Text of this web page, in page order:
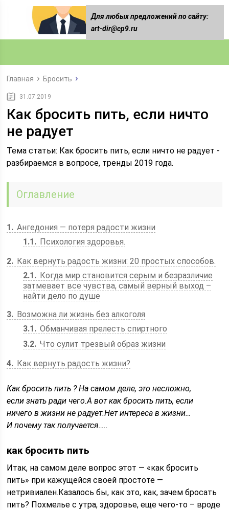
Главная Бросить
31.07.2019
Как бросить пить, если ничто
не радует
Тема статьи: Как бросить пить, если ничто не радует -
разбираемся в вопросе, тренды 2019 года.
Оглавление
1
Ангедония — потеря радости жизни
1.1
Психология здоровья.
2
Как вернуть радость жизни: 20 простых способов.
2.1
Когда мир становится серым и безразличие
затмевает все чувства, самый верный выход –
найти дело по душе
3
Возможна ли жизнь без алкоголя
3.1
Обманчивая прелесть спиртного
3.2 Что сулит трезвый образ жизни
4
Как вернуть радость жизни?
Как бросить пить ? На самом деле, это несложно,
если знать ради чего.А вот как бросить пить, если
ничего в жизни не радует.Нет интереса в жизни…
И почему так получается…..
как бросить пить
Итак, на самом деле вопрос этот — «как бросить
пить» при кажущейся своей простоте —
нетривиален.Казалось бы, как это, как, зачем бросать
пить? Похмелье с утра, здоровье, еще чего-то – вроде
Для любых предложений по сайту:
art-dir@cp9.ru